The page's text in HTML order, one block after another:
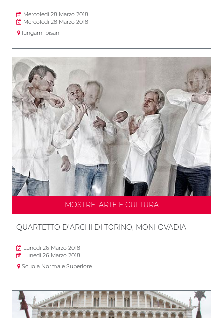
Mercoledì 28 Marzo 2018
Mercoledì 28 Marzo 2018
lungarni pisani
MOSTRE, ARTE E CULTURA
QUARTETTO D’ARCHI DI TORINO, MONI OVADIA
Lunedì 26 Marzo 2018
Lunedì 26 Marzo 2018
Scuola Normale Superiore